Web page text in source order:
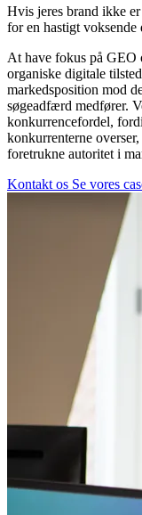
Hvis jeres brand ikke
for en hastigt voksende
At have fokus på GEO
organiske digitale
markedsposition mod
søgeadfærd medfører.
konkurrencefordel,
konkurrenterne
foretrukne autoritet i
Kontakt os Se vores